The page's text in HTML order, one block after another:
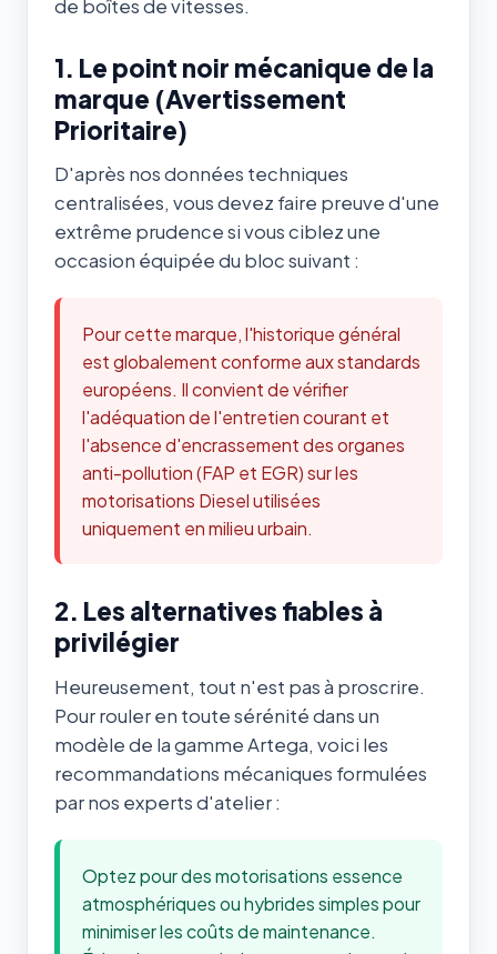
de boîtes de vitesses.
1. Le point noir mécanique de la
marque (Avertissement
Prioritaire)
D'après nos données techniques
centralisées, vous devez faire preuve d'une
extrême prudence si vous ciblez une
occasion équipée du bloc suivant :
Pour cette marque, l'historique général
est globalement conforme aux standards
européens. Il convient de vérifier
l'adéquation de l'entretien courant et
l'absence d'encrassement des organes
anti-pollution (FAP et EGR) sur les
motorisations Diesel utilisées
uniquement en milieu urbain.
2. Les alternatives fiables à
privilégier
Heureusement, tout n'est pas à proscrire.
Pour rouler en toute sérénité dans un
modèle de la gamme Artega, voici les
recommandations mécaniques formulées
par nos experts d'atelier :
Optez pour des motorisations essence
atmosphériques ou hybrides simples pour
minimiser les coûts de maintenance.